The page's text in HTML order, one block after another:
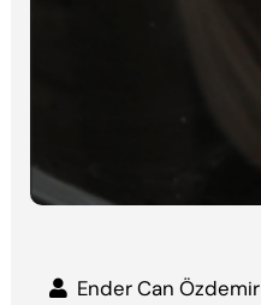
Ender Can Özdemir